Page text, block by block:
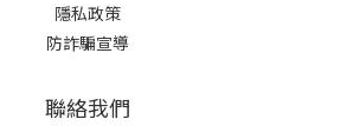
隱私政策
防詐騙宣導
聯絡我們